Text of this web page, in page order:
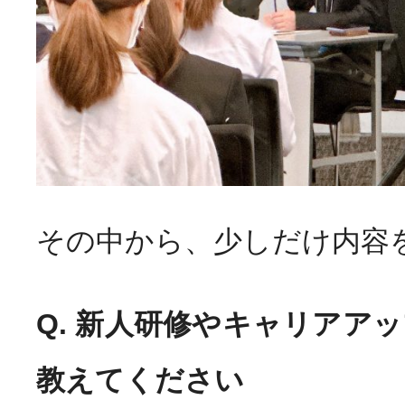
その中から、少しだけ内容
Q. 新人研修やキャリアア
教えてください